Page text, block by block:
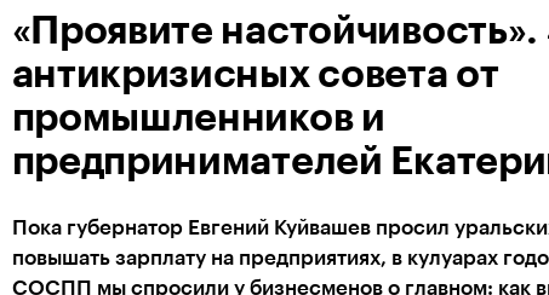
«Проявите настойчивость».
антикризисных совета от
промышленников и
предпринимателей
Пока губернатор Евгений Куйвашев просил
повышать зарплату на предприятиях, в кулуарах
СОСПП мы спросили у бизнесменов о главном: как